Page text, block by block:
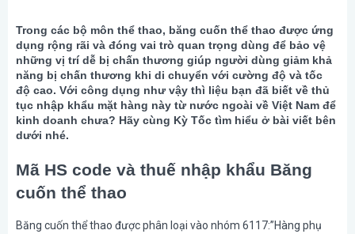
Trong các bộ môn thể thao, băng cuốn thể thao được ứng
dụng rộng rãi và đóng vai trò quan trọng dùng để bảo vệ
những vị trí dễ bị chấn thương giúp người dùng giảm khả
năng bị chấn thương khi di chuyển với cường độ và tốc
độ cao. Với công dụng như vậy thì liệu bạn đã biết về thủ
tục nhập khẩu mặt hàng này từ nước ngoài về Việt Nam để
kinh doanh chưa? Hãy cùng Kỳ Tốc tìm hiểu ở bài viết bên
dưới nhé.
Mã HS code và thuế nhập khẩu Băng
cuốn thể thao
Băng cuốn thể thao được phân loại vào nhóm 6117:”Hàng phụ